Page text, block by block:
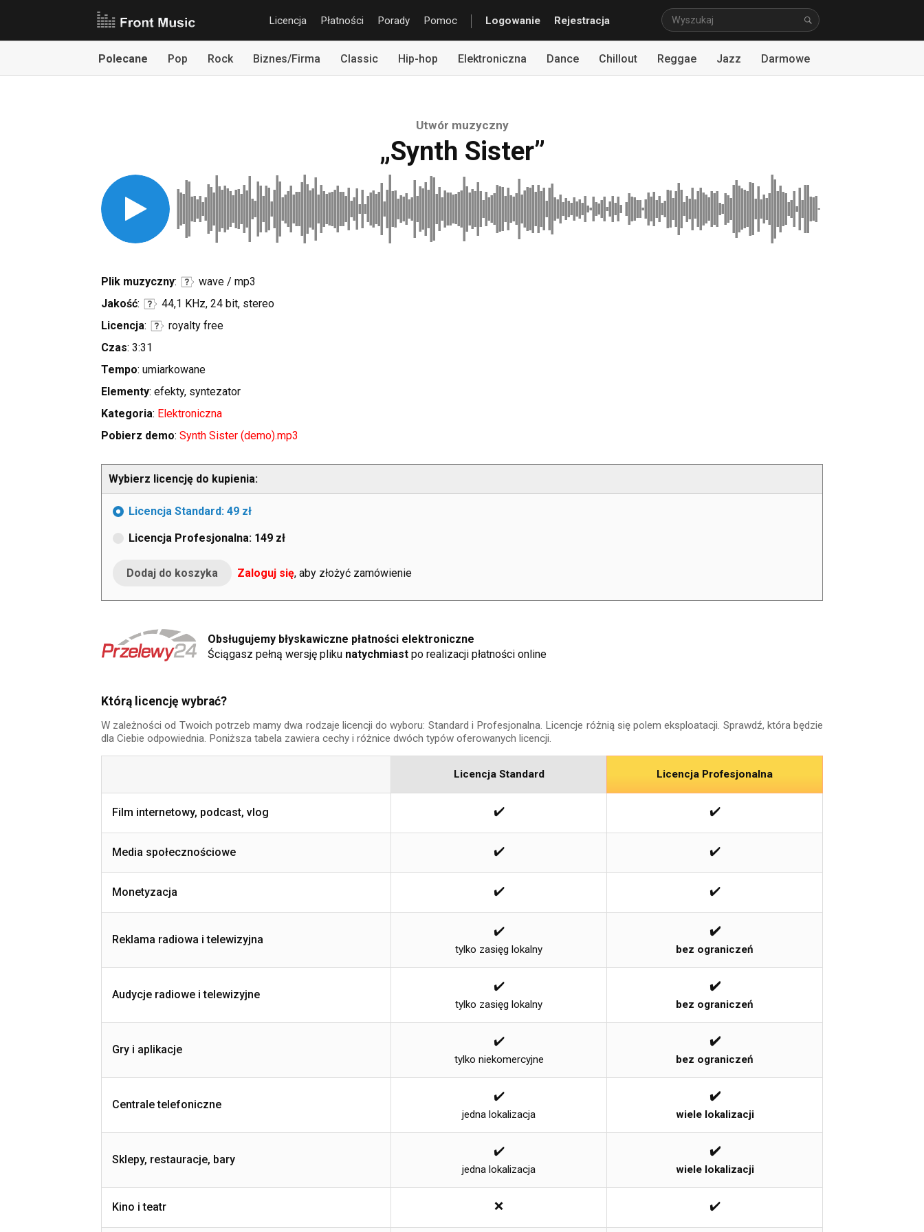
Rejestracja
Logowanie
Pomoc
Porady
Płatności
Licencja
Polecane Pop Rock Biznes/Firma Classic Hip-hop Elektroniczna Dance Chillout Reggae Jazz Darmowe
Utwór muzyczny
„Synth Sister”
Plik muzyczny:
wave / mp3
Jakość:
44,1 KHz, 24 bit, stereo
Licencja:
royalty free
Czas: 3:31
Tempo: umiarkowane
Elementy: efekty, syntezator
Kategoria: Elektroniczna
Pobierz demo: Synth Sister (demo).mp3
Wybierz licencję do kupienia:
Licencja Standard: 49 zł
Licencja Profesjonalna: 149 zł
Zaloguj się, aby złożyć zamówienie
Obsługujemy błyskawiczne płatności elektroniczne
Ściągasz pełną wersję pliku natychmiast po realizacji płatności online
Którą licencję wybrać?
W zależności od Twoich potrzeb mamy dwa rodzaje licencji do wyboru: Standard i Profesjonalna. Licencje różnią się polem eksploatacji. Sprawdź, która będzie
dla Ciebie odpowiednia. Poniższa tabela zawiera cechy i różnice dwóch typów oferowanych licencji.
Licencja Standard Licencja Profesjonalna
Film internetowy, podcast, vlog ✔️ ✔️
Media społecznościowe ✔️ ✔️
Monetyzacja ✔️ ✔️
Reklama radiowa i telewizyjna
✔️
tylko zasięg lokalny
✔️
bez ograniczeń
Audycje radiowe i telewizyjne
✔️
tylko zasięg lokalny
✔️
bez ograniczeń
Gry i aplikacje
✔️
tylko niekomercyjne
✔️
bez ograniczeń
Centrale telefoniczne
✔️
jedna lokalizacja
✔️
wiele lokalizacji
Sklepy, restauracje, bary
✔️
jedna lokalizacja
✔️
wiele lokalizacji
Kino i teatr ❌ ✔️